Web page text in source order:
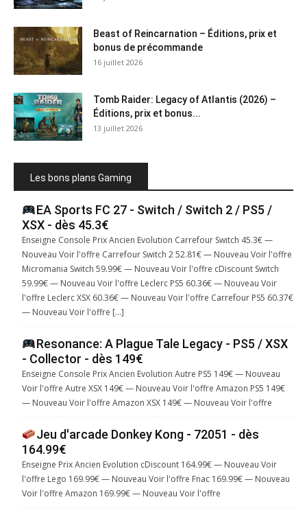
Beast of Reincarnation – Éditions, prix et
bonus de précommande
16 juillet 2026
Tomb Raider: Legacy of Atlantis (2026) –
Éditions, prix et bonus...
13 juillet 2026
Les bons plans Gaming
EA Sports FC 27 - Switch / Switch 2 / PS5 /
XSX - dès 45.3€
Enseigne Console Prix Ancien Evolution Carrefour Switch 45.3€ —
Nouveau Voir l'offre Carrefour Switch 2 52.81€ — Nouveau Voir l'offre
Micromania Switch 59.99€ — Nouveau Voir l'offre cDiscount Switch
59.99€ — Nouveau Voir l'offre Leclerc PS5 60.36€ — Nouveau Voir
l'offre Leclerc XSX 60.36€ — Nouveau Voir l'offre Carrefour PS5 60.37€
— Nouveau Voir l'offre […]
Resonance: A Plague Tale Legacy - PS5 / XSX
- Collector - dès 149€
Enseigne Console Prix Ancien Evolution Autre PS5 149€ — Nouveau
Voir l'offre Autre XSX 149€ — Nouveau Voir l'offre Amazon PS5 149€
— Nouveau Voir l'offre Amazon XSX 149€ — Nouveau Voir l'offre
Jeu d'arcade Donkey Kong - 72051 - dès
164.99€
Enseigne Prix Ancien Evolution cDiscount 164.99€ — Nouveau Voir
l'offre Lego 169.99€ — Nouveau Voir l'offre Fnac 169.99€ — Nouveau
Voir l'offre Amazon 169.99€ — Nouveau Voir l'offre